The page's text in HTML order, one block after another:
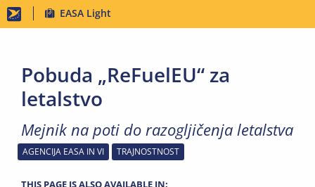
Skip
to
content
EASA Light
Pobuda „ReFuelEU“ za
letalstvo
Mejnik na poti do razogljičenja letalstva
AGENCIJA EASA IN VI TRAJNOSTNOST
THIS PAGE IS ALSO AVAILABLE IN: